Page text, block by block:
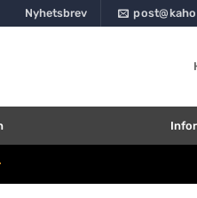
Nyhetsbrev